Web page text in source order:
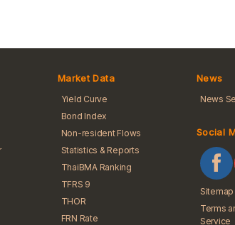
Market Data
Yield Curve
Bond Index
Non-resident Flows
Statistics & Reports
ThaiBMA Ranking
TFRS 9
THOR
FRN Rate
News
News
Social
Sitemap
Terms
Service